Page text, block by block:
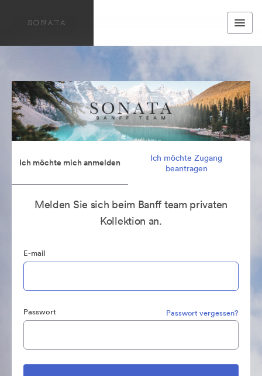
Ich möchte mich anmelden
Ich möchte Zugang
beantragen
Melden Sie sich beim Banff team privaten
Kollektion an.
E-mail
Passwort Passwort vergessen?